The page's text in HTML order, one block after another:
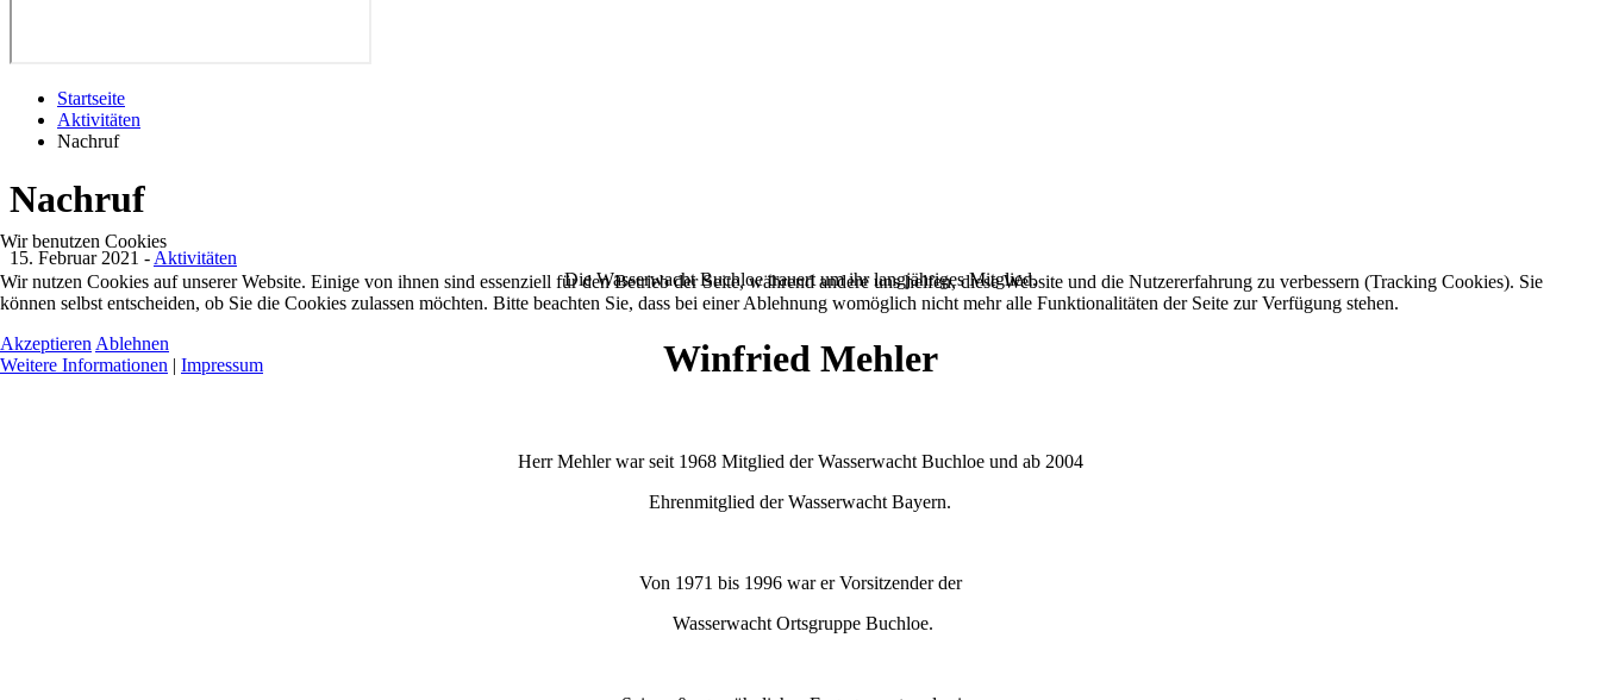
Startseite
Aktivitäten
Nachruf
Nachruf
15. Februar 2021 - Aktivitäten
Die Wasserwacht Buchloe trauert um ihr langjähriges Mitglied.
Winfried Mehler
Herr Mehler war seit 1968 Mitglied der Wasserwacht Buchloe und ab 2004
Ehrenmitglied der Wasserwacht Bayern.
Von 1971 bis 1996 war er Vorsitzender der
Wasserwacht Ortsgruppe Buchloe.
Wir benutzen Cookies
Wir nutzen Cookies auf unserer Website. Einige von ihnen sind essenziell für den Betrieb der Seite, während andere uns helfen, diese Website und die Nutzererfahrung zu verbessern (Tracking Cookies). Sie
können selbst entscheiden, ob Sie die Cookies zulassen möchten. Bitte beachten Sie, dass bei einer Ablehnung womöglich nicht mehr alle Funktionalitäten der Seite zur Verfügung stehen.
Akzeptieren Ablehnen
Weitere Informationen | Impressum